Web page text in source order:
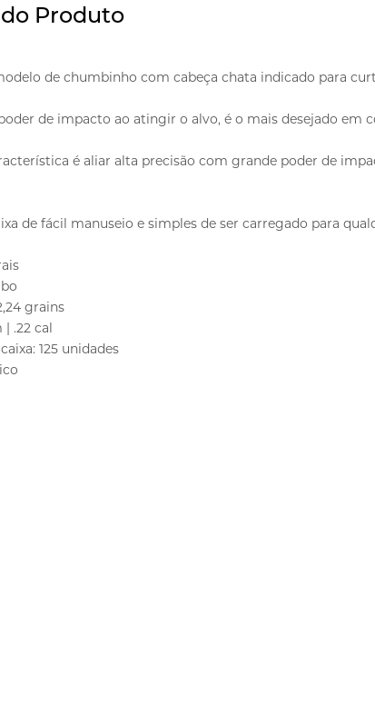
Produto
de chumbinho com cabeça chata indicado para
de impacto ao atingir o alvo, é o mais desejado em
é aliar alta precisão com grande poder de
de fácil manuseio e simples de ser carregado para
grains
| .22 cal
125 unidades